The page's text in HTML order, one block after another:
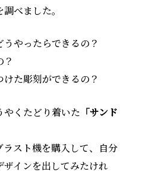
べました。
やったらできるの？
た彫刻ができるの？
やくたどり着いた 「サンド
スト機を購入して、自分
インを出してみたけれ